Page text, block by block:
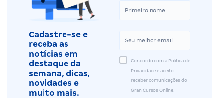
Cadastre-se e
receba as
notícias em
destaque da
semana, dicas,
novidades e
muito mais.
Concordo com a Política de
Privacidade e aceito
receber comunicações do
Gran Cursos Online.